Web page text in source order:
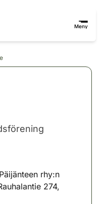
Meny
rhy:n
274,